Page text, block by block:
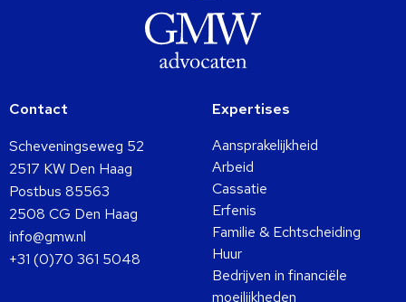
Contact
Scheveningseweg 52
2517 KW Den Haag
Postbus 85563
2508 CG Den Haag
info@gmw.nl
+31 (0)70 361 5048
Expertises
Aansprakelijkheid
Arbeid
Cassatie
Erfenis
Familie & Echtscheiding
Huur
Bedrijven in financiële
moeilijkheden